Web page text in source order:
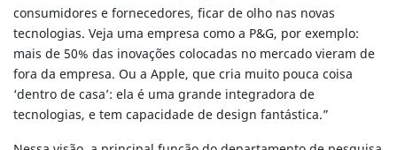
consumidores e fornecedores, ficar de olho nas novas
tecnologias. Veja uma empresa como a P&G, por exemplo:
mais de 50% das inovações colocadas no mercado vieram de
fora da empresa. Ou a Apple, que cria muito pouca coisa
‘dentro de casa’: ela é uma grande integradora de
tecnologias, e tem capacidade de design fantástica.”